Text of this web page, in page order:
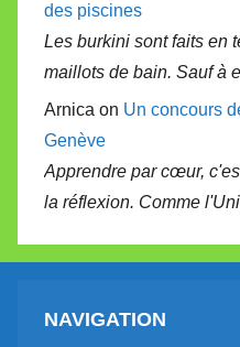
des piscines
Les burkini sont faits en
maillots de bain. Sauf à
Arnica on Un concours
Genève
Apprendre par cœur,
la réflexion. Comme
NAVIGATION